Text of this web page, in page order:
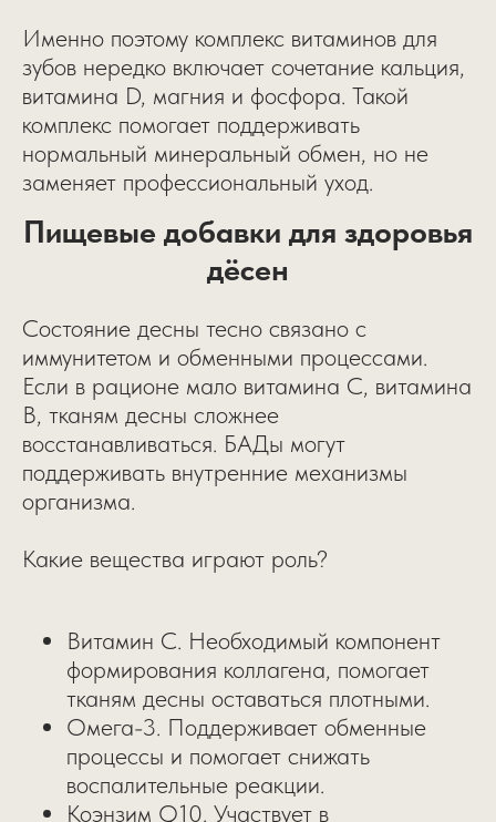
Именно поэтому комплекс витаминов для
зубов нередко включает сочетание кальция,
витамина D, магния и фосфора. Такой
комплекс помогает поддерживать
нормальный минеральный обмен, но не
заменяет профессиональный уход.
Пищевые добавки для здоровья
дёсен
Состояние десны тесно связано с
иммунитетом и обменными процессами.
Если в рационе мало витамина C, витамина
B, тканям десны сложнее
восстанавливаться. БАДы могут
поддерживать внутренние механизмы
организма.
Какие вещества играют роль?
Витамин C. Необходимый компонент
формирования коллагена, помогает
тканям десны оставаться плотными.
Омега-3. Поддерживает обменные
процессы и помогает снижать
воспалительные реакции.
Коэнзим Q10. Участвует в